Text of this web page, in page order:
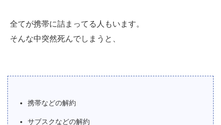
全てが携帯に詰まってる人もいます。
そんな中突然死んでしまうと、
携帯などの解約
サブスクなどの解約